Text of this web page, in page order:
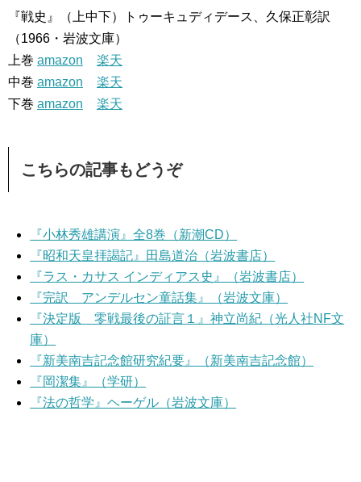
『戦史』（上中下）トゥーキュディデース、久保正彰訳
（1966・岩波文庫）
上巻 amazon
楽天
中巻 amazon
楽天
下巻 amazon 楽天
こちらの記事もどうぞ
『小林秀雄講演』全8巻（新潮CD）
『昭和天皇拝謁記』田島道治（岩波書店）
『ラス・カサス インディアス史』（岩波書店）
『完訳 アンデルセン童話集』（岩波文庫）
『決定版 零戦最後の証言１』神立尚紀（光人社NF文
庫）
『新美南吉記念館研究紀要』（新美南吉記念館）
『岡潔集』（学研）
『法の哲学』ヘーゲル（岩波文庫）